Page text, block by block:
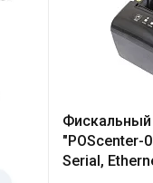
Фискальный
"POScenter-
Serial,